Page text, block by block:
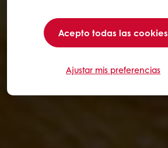
Acepto todas las cookies
Ajustar mis preferencias